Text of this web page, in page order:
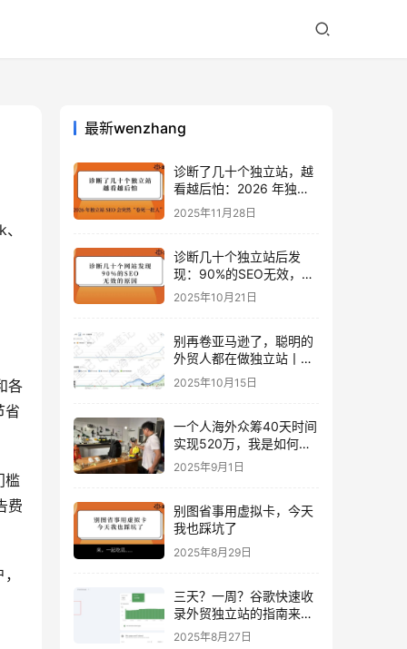
各
省
槛
费
最新wenzhang
诊断了几十个独立站，越
看越后怕：2026 年独立
站 SEO 可能会突然“卷死
一批人”？
2025年11月28日
诊断几十个独立站后发
现：90%的SEO无效，是
因为忽略了这关键一步
2025年10月21日
别再卷亚马逊了，聪明的
外贸人都在做独立站丨出
海笔记
2025年10月15日
一个人海外众筹40天时间
实现520万，我是如何做
到的？丨出海笔记
2025年9月1日
别图省事用虚拟卡，今天
我也踩坑了
2025年8月29日
三天？一周？谷歌快速收
录外贸独立站的指南来
了！丨出海笔记
2025年8月27日